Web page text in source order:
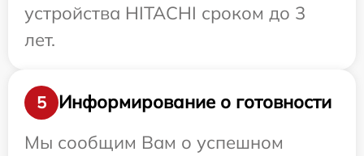
устройства HITACHI сроком до 3
лет.
5
Информирование о готовности
Мы сообщим Вам о успешном